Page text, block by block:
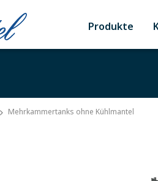
Produkte
Mehrkammertanks ohne Kühlmantel